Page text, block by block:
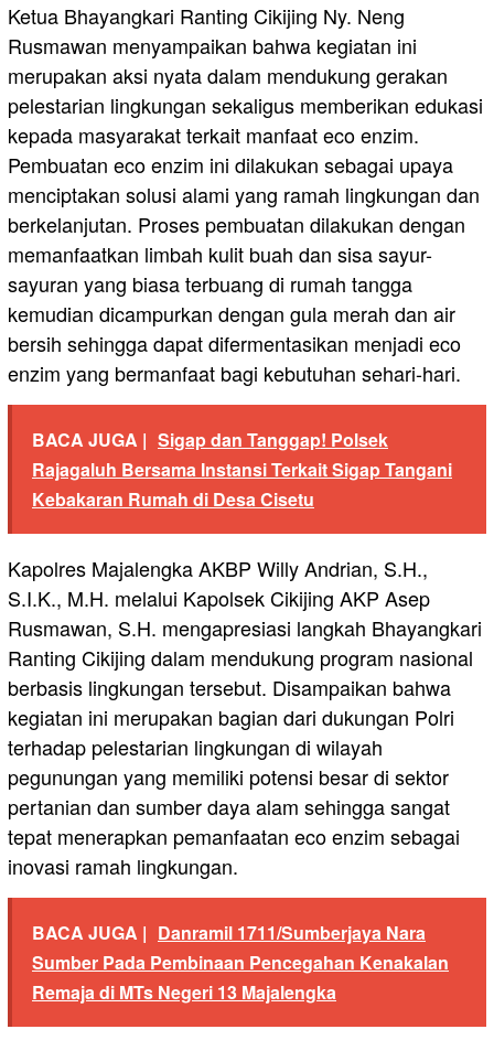
Ketua Bhayangkari Ranting Cikijing Ny. Neng
Rusmawan menyampaikan bahwa kegiatan ini
merupakan aksi nyata dalam mendukung gerakan
pelestarian lingkungan sekaligus memberikan edukasi
kepada masyarakat terkait manfaat eco enzim.
Pembuatan eco enzim ini dilakukan sebagai upaya
menciptakan solusi alami yang ramah lingkungan dan
berkelanjutan. Proses pembuatan dilakukan dengan
memanfaatkan limbah kulit buah dan sisa sayur-
sayuran yang biasa terbuang di rumah tangga
kemudian dicampurkan dengan gula merah dan air
bersih sehingga dapat difermentasikan menjadi eco
enzim yang bermanfaat bagi kebutuhan sehari-hari.
BACA JUGA | Sigap dan Tanggap! Polsek
Rajagaluh Bersama Instansi Terkait Sigap Tangani
Kebakaran Rumah di Desa Cisetu
Kapolres Majalengka AKBP Willy Andrian, S.H.,
S.I.K., M.H. melalui Kapolsek Cikijing AKP Asep
Rusmawan, S.H. mengapresiasi langkah Bhayangkari
Ranting Cikijing dalam mendukung program nasional
berbasis lingkungan tersebut. Disampaikan bahwa
kegiatan ini merupakan bagian dari dukungan Polri
terhadap pelestarian lingkungan di wilayah
pegunungan yang memiliki potensi besar di sektor
pertanian dan sumber daya alam sehingga sangat
tepat menerapkan pemanfaatan eco enzim sebagai
inovasi ramah lingkungan.
BACA JUGA | Danramil 1711/Sumberjaya Nara
Sumber Pada Pembinaan Pencegahan Kenakalan
Remaja di MTs Negeri 13 Majalengka